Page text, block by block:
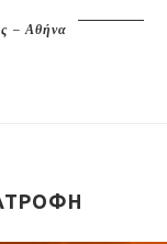
– Αθήνα